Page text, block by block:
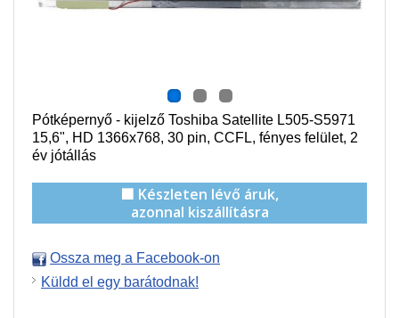
Pótképernyő - kijelző Toshiba Satellite L505-S5971
15,6", HD 1366x768, 30 pin, CCFL, fényes felület, 2
év jótállás
🟩 Készleten lévő áruk,
azonnal kiszállításra
Ossza meg a Facebook-on
Küldd el egy barátodnak!